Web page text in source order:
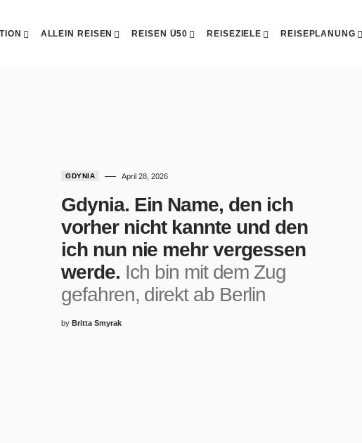
ALLEIN REISEN REISEN Ü50 REISEZIELE REISEPLANUNG
GDYNIA April 28, 2026
Gdynia. Ein Name, den ich
vorher nicht kannte und den
ich nun nie mehr vergessen
werde. Ich bin mit dem Zug
gefahren, direkt ab Berlin
by Britta Smyrak